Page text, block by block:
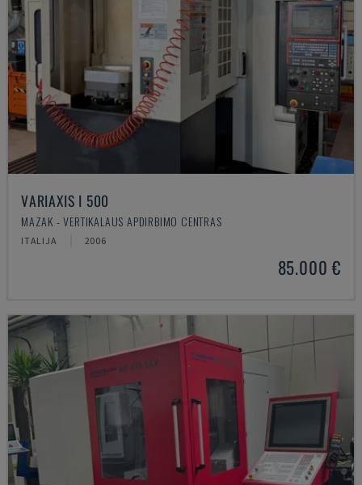
VARIAXIS I 500
MAZAK - VERTIKALAUS APDIRBIMO CENTRAS
ITALIJA 2006
85.000 €